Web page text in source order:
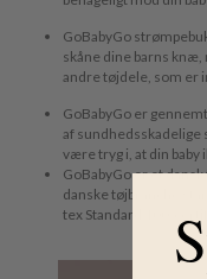
GoBabyGo
skåne dine barns
andre tøjdele, som er
GoBabyGo er
af
være tryg i, at din baby
GoBabyGo er et
danske tøjbranche
tex Standard 100-